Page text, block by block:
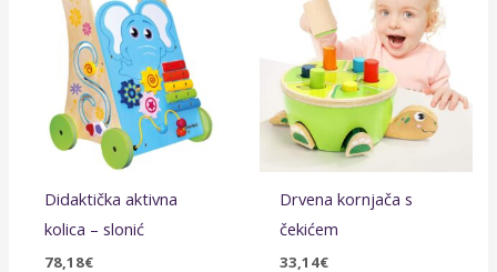
Didaktička aktivna
kolica – slonić
78,18€
Drvena kornjača s
čekićem
33,14€